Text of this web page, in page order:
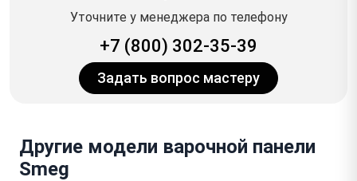
Уточните у менеджера по телефону
+7 (800) 302-35-39
Задать вопрос мастеру
Другие модели варочной панели
Smeg